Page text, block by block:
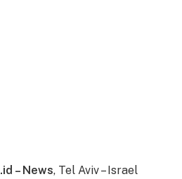
– News, Tel Aviv – Israel